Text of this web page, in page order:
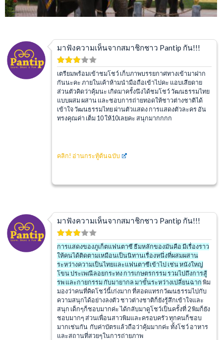
มาฟังความเห็นจากสมาชิกชาว Pantip กัน!!!
เตรียมพร้อมเข้าชมโชว์ เก็บภาพบรรยกาศทางเข้ามาฝาก
กันนะคะ ภายในเค้าห้ามนำมือถือเข้าไปคะ แอบเสียดาย
ส่วนตัวคิดว่าคุ้มนะ เกิดมาครั้งนึงได้ชมโชว์ วัฒนธรรมไทย
แบบผสม ผสาน และชอบการถ่ายทอดให้ชาวต่างชาติได้
เข้าใจ วัฒนธรรมไทย ผ่านตัวแสดง การแสดงตัวละคร อัน
ทรงคุณค่า เต็ม 10 ให้10เลยคะ สนุกมากกกก
คลิก! อ่านกระทู้ต้นฉบับ
มาฟังความเห็นจากสมาชิกชาว Pantip กัน!!!
การแสดงของภูเก็ตแฟนตาซี ธีมหลักของมันคือ มีเรื่องราว
ให้คนได้ติดตามเหมือนเป็นนิทานเรื่องหนึ่งที่ผสมผสาน
ระหว่างความเป็นไทยและแฟนตาซีเข้าไป เช่น หนังใหญ่
โขน ประเพณีลอยกระทง การเกษตรกรรม รวมไปถึงการสู้
รพ และกายกรรม กับมายากล มาขั้นระหว่างเปลี่ยนฉาก พิม
มองว่าคนที่คิดโชว์นี้เก่งมาก ที่สอดแทรกวัฒนธรรมไปกับ
ความสนุกได้อย่างลงตัว ชาวต่างชาติก็ยังรู้สึกเข้าใจและ
สนุก เด็กๆก็ชอบมากค่ะ ได้กลับมาดูโชว์เป็นครั้งที่ 2 พิมก็ยัง
ชอบมากๆ ส่วนเพื่อนสาวพิมและครอบครัว ทุกคนก็ชอบ
มากเช่นกัน กับค่าบัตรแล้วถือว่าคุ้มมากค่ะ ทั้งโชว์ อาหาร
และสถานที่สวยๆในการถ่ายภาพ